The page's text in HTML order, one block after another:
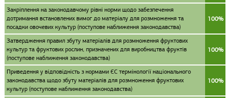
Закріплення на законодавчому рівні норми щодо забезпечення
дотримання встановлених вимог до матеріалу для розмноження та
посадки овочевих культур (поступове наближення законодавства)
100%
Затвердження правил збуту матеріалів для розмноження фруктових
культур та фруктових рослин, призначених для виробництва фруктів
(поступове наближення законодавства)
100%
Приведення у відповідність з нормами ЄС термінології національного
законодавства щодо збуту матеріалів для розмноження фруктових
культур (поступове наближення законодавства)
100%